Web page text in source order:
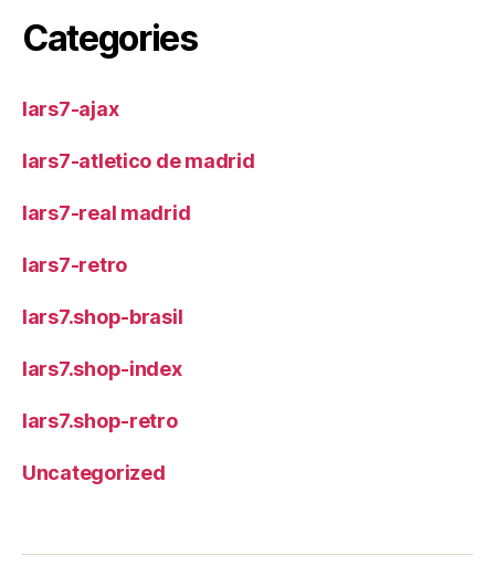
Categories
lars7-ajax
lars7-atletico de madrid
lars7-real madrid
lars7-retro
lars7.shop-brasil
lars7.shop-index
lars7.shop-retro
Uncategorized